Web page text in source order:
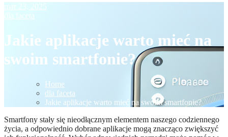
mar 23, 2025
dla faceta
Jakie aplikacje warto mieć na
swoim smartfonie?
Home
dla faceta
Jakie aplikacje warto mieć na swoim smartfonie?
Smartfony stały się nieodłącznym elementem naszego codziennego
życia, a odpowiednio dobrane aplikacje mogą znacząco zwiększyć